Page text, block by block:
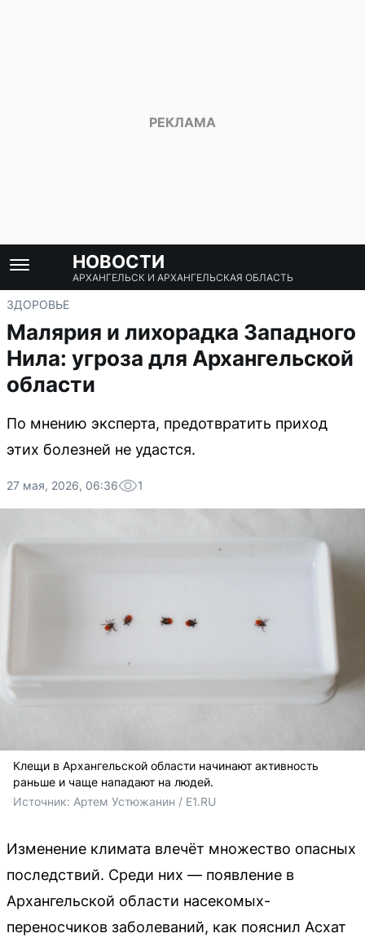
НОВОСТИ
АРХАНГЕЛЬСК И АРХАНГЕЛЬСКАЯ ОБЛАСТЬ
ЗДОРОВЬЕ
Малярия и лихорадка Западного
Нила: угроза для Архангельской
области
По мнению эксперта, предотвратить приход
этих болезней не удастся.
27 мая, 2026, 06:36 1
Клещи в Архангельской области начинают активность
раньше и чаще нападают на людей.
Источник: Артем Устюжанин / E1.RU
Изменение климата влечёт множество опасных
последствий. Среди них — появление в
Архангельской области насекомых-
переносчиков заболеваний, как пояснил Асхат